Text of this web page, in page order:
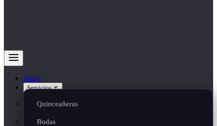
Inicio
Servicios
Quinceañeras
Bodas